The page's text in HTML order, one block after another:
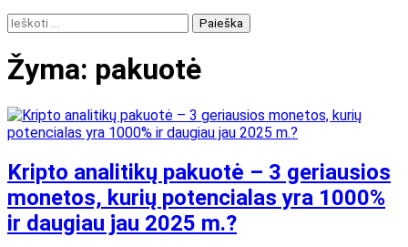
Ieškoti:
Žyma: pakuotė
Kripto analitikų pakuotė – 3 geriausios
monetos, kurių potencialas yra 1000%
ir daugiau jau 2025 m.?